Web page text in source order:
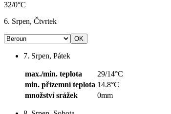
32/0°C
6. Srpen, Čtvrtek
7. Srpen, Pátek
max./min. teplota
29/14°C
min. přízemní teplota 14.8°C
množství srážek
0mm